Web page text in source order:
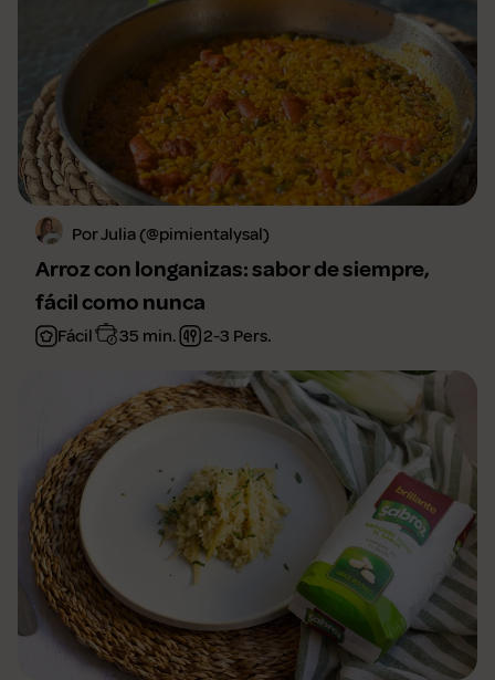
Por Julia (@pimientalysal)
Arroz con longanizas: sabor de siempre,
fácil como nunca
Fácil 35 min. 2-3 Pers.